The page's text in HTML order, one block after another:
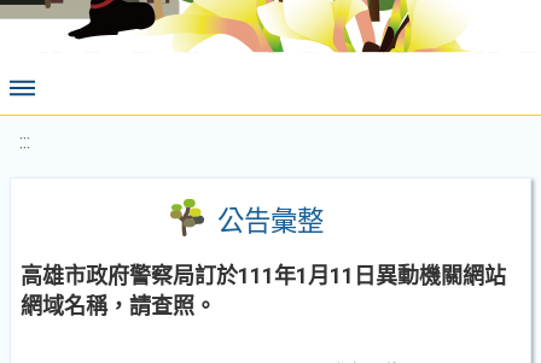
:::
公告彙整
高雄市政府警察局訂於111年1月11日異動機關網站
網域名稱，請查照。